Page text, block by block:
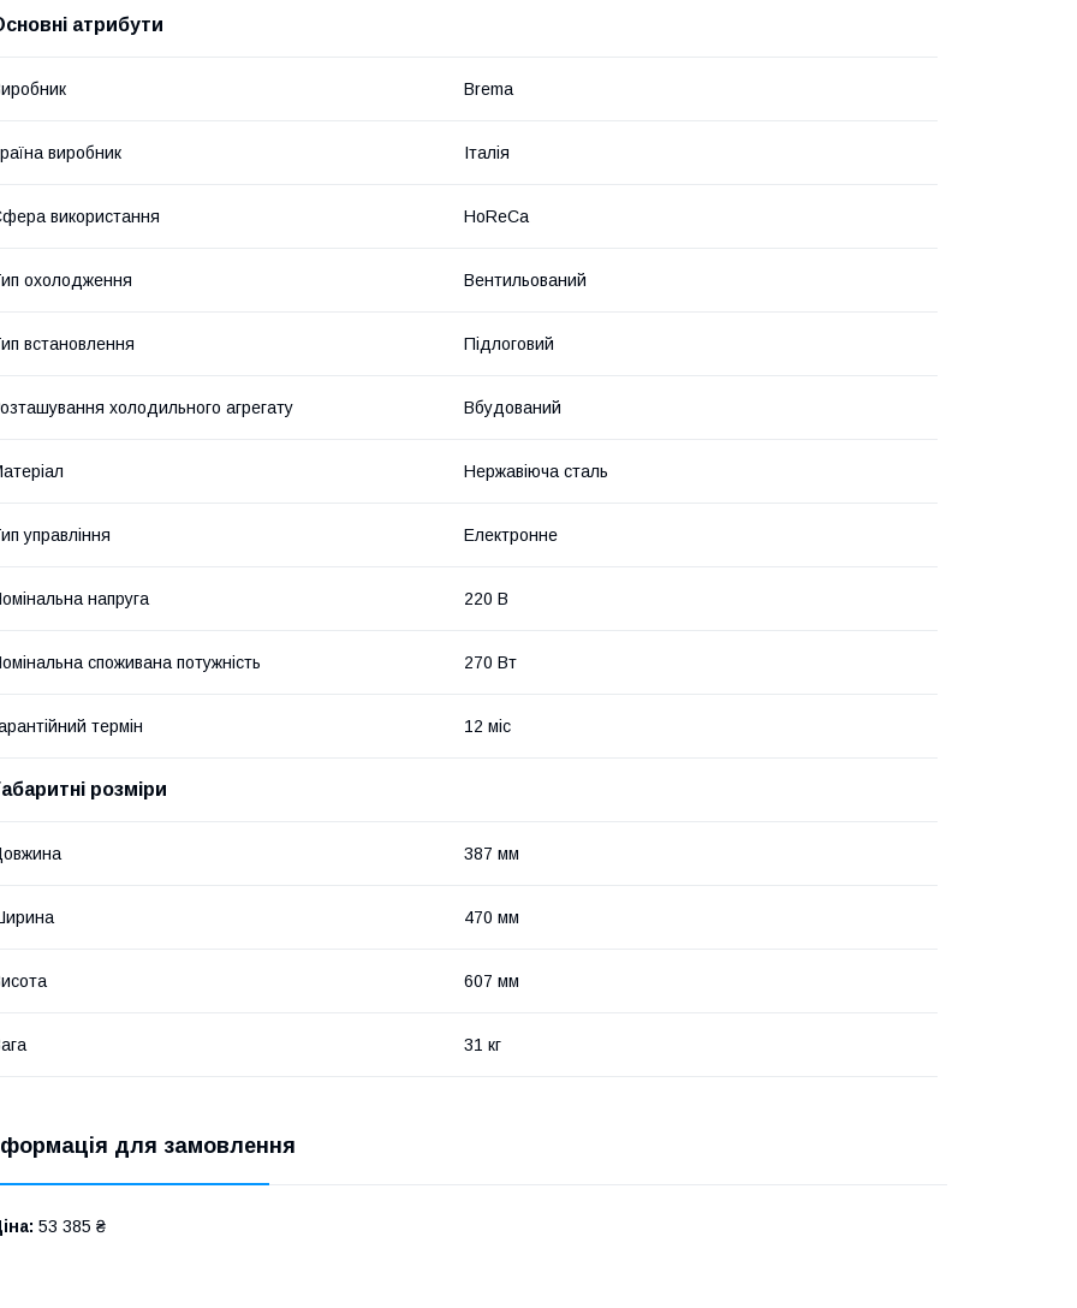
атрибути
Brema
виробник Італія
використання HoReCa
охолодження Вентильований
встановлення Підлоговий
холодильного агрегату Вбудований
Нержавіюча сталь
управління Електронне
напруга 220 В
споживана потужність 270 Вт
термін 12 міс
розміри
387 мм
470 мм
607 мм
31 кг
для замовлення
53 385 ₴